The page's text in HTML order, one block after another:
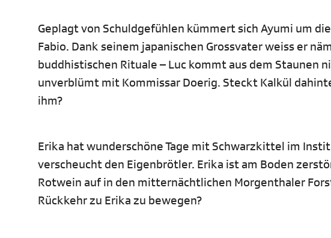
Geplagt von Schuldgefühlen kümmert sich Ayumi um
Fabio. Dank seinem japanischen Grossvater weiss er
buddhistischen Rituale – Luc kommt aus dem Staunen
unverblümt mit Kommissar Doerig. Steckt Kalkül
ihm?
Erika hat wunderschöne Tage mit Schwarzkittel im
verscheucht den Eigenbrötler. Erika ist am Boden
Rotwein auf in den mitternächtlichen Morgenthaler
Rückkehr zu Erika zu bewegen?